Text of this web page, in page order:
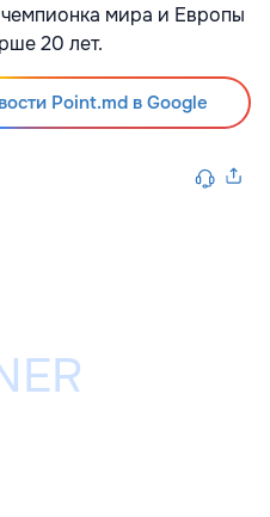
мира и Европы
20 лет.
Point.md в Google